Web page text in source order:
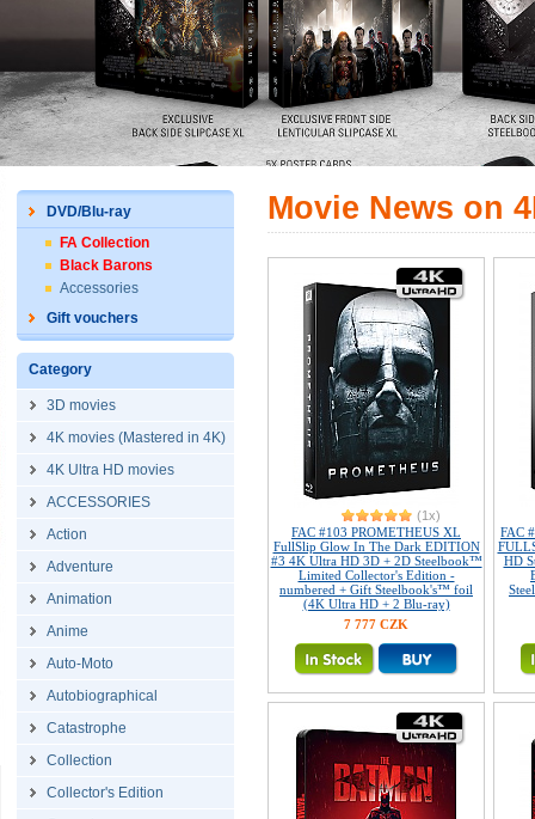
DVD/Blu-ray
FA Collection
Black Barons
Accessories
Gift vouchers
Category
3D movies
4K movies (Mastered in 4K)
4K Ultra HD movies
ACCESSORIES
Action
Adventure
Animation
Anime
Auto-Moto
Autobiographical
Catastrophe
Collection
Collector's Edition
Movie News on
(1x)
FAC #103 PROMETHEUS XL
FullSlip Glow In The Dark EDITION
#3 4K Ultra HD 3D + 2D Steelbook™
Limited Collector's Edition -
numbered + Gift Steelbook's™ foil
(4K Ultra HD + 2 Blu-ray)
7 777 CZK
FAC
HD